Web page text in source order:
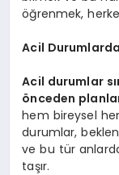
öğrenmek,
Acil
Acil durumlar
önceden
hem bireysel
durumlar,
ve bu tür
taşır.